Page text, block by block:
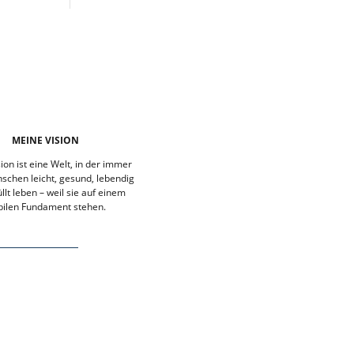
MEINE VISION
ist eine Welt, in der immer
leicht, gesund, lebendig
leben – weil sie auf einem
Fundament stehen.